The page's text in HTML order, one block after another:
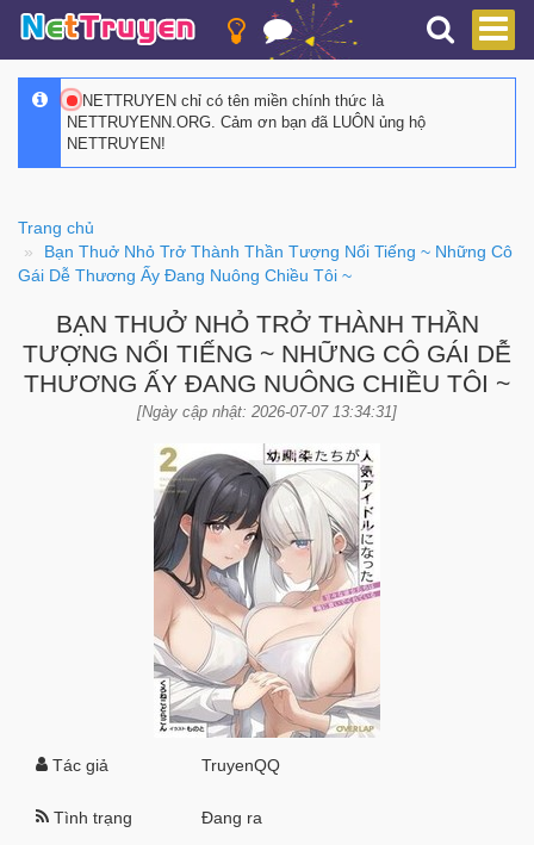
NETTRUYEN chỉ có tên miền chính thức là
NETTRUYENN.ORG. Cảm ơn bạn đã LUÔN ủng hộ
NETTRUYEN!
Trang chủ
Bạn Thuở Nhỏ Trở Thành Thần Tượng Nổi Tiếng ~ Những Cô
Gái Dễ Thương Ấy Đang Nuông Chiều Tôi ~
BẠN THUỞ NHỎ TRỞ THÀNH THẦN
TƯỢNG NỔI TIẾNG ~ NHỮNG CÔ GÁI DỄ
THƯƠNG ẤY ĐANG NUÔNG CHIỀU TÔI ~
[Ngày cập nhật: 2026-07-07 13:34:31]
Tác giả TruyenQQ
Tình trạng Đang ra